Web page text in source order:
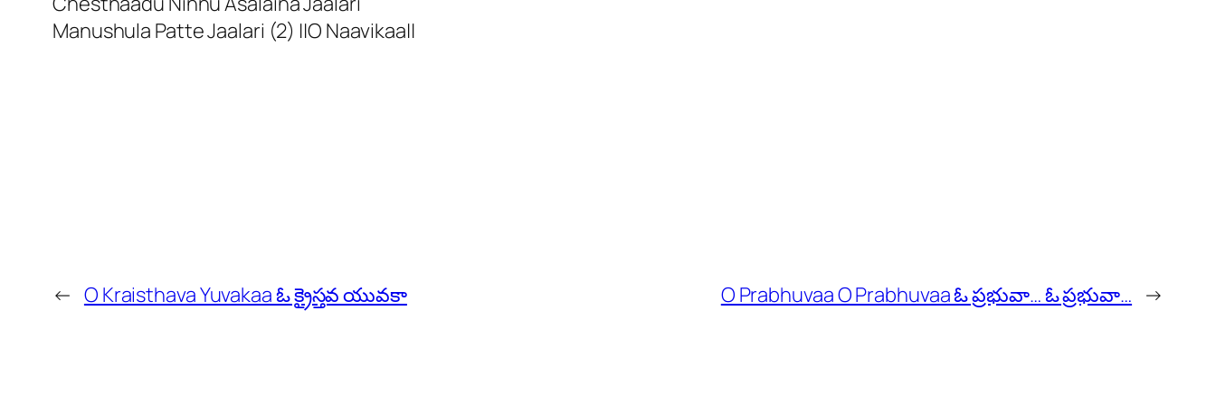
Manushula Patte Jaalari (2) ||O Naavikaa||
← O Kraisthava Yuvakaa ఓ క్రైస్తవ యువకా O Prabhuvaa O Prabhuvaa ఓ ప్రభువా… ఓ ప్రభువా… →